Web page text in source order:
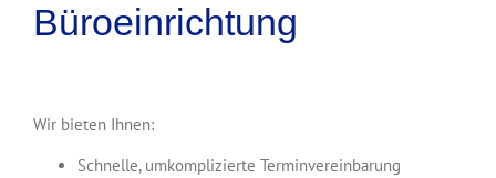
Büroeinrichtung
Wir bieten Ihnen:
Schnelle, umkomplizierte Terminvereinbarung